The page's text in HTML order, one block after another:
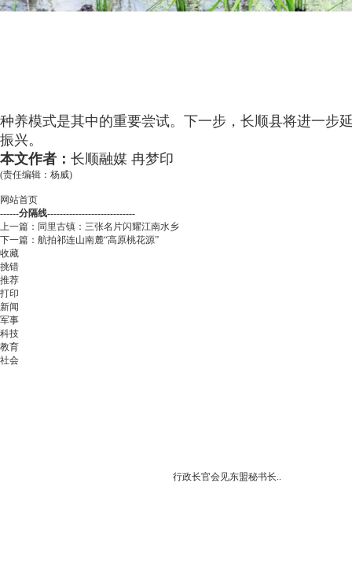
种养模式是其中的重要尝试。下一步，长顺县将进一步
振兴。
本文作者： 长顺融媒 冉梦印
(责任编辑：杨威)
网站首页
------分隔线----------------------------
上一篇： 同里古镇：三张名片闪耀江南水乡
下一篇： 航拍祁连山南麓“高原桃花源”
收藏
挑错
推荐
打印
新闻
军事
科技
教育
社会
行政长官会见东盟秘书长..